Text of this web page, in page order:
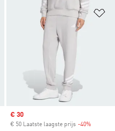
Op verlanglijst zetten
Sale price
€ 30
€ 50 Laatste laagste prijs -40%